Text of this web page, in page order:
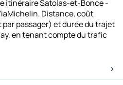
itinéraire Satolas-et-Bonce -
Distance, coût
passager) et durée du trajet
en tenant compte du trafic